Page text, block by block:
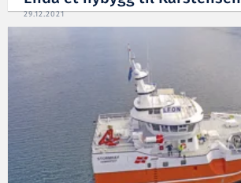
29.12.2021